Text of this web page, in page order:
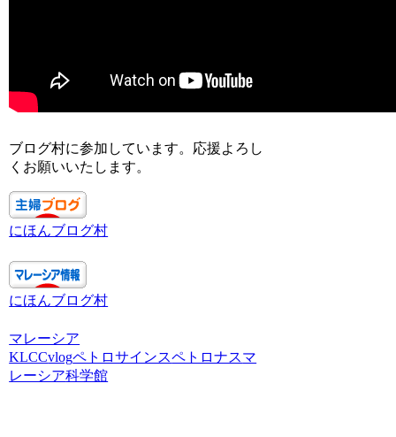
ブログ村に参加しています。応援よろし
くお願いいたします。
にほんブログ村
にほんブログ村
マレーシア
KLCCvlogペトロサインスペトロナスマ
レーシア科学館